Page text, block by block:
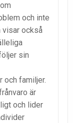
och inte
visar också
sin
och familjer.
är
och lider